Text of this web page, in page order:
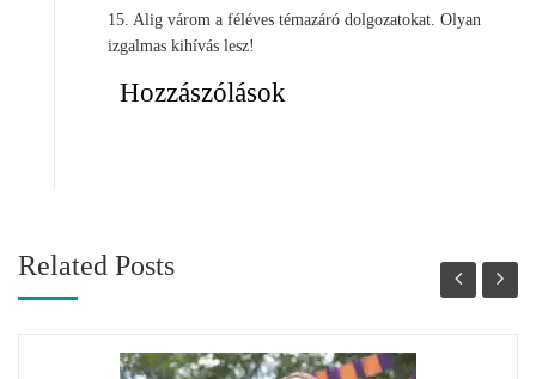
15. Alig várom a féléves témazáró dolgozatokat. Olyan
izgalmas kihívás lesz!
Hozzászólások
Related Posts